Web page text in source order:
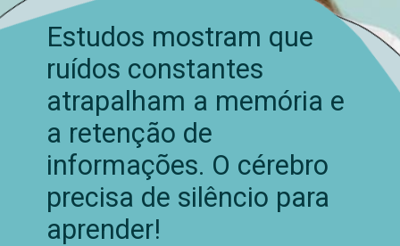
Estudos mostram que
ruídos constantes
atrapalham a memória e
a retenção de
informações. O cérebro
precisa de silêncio para
aprender!